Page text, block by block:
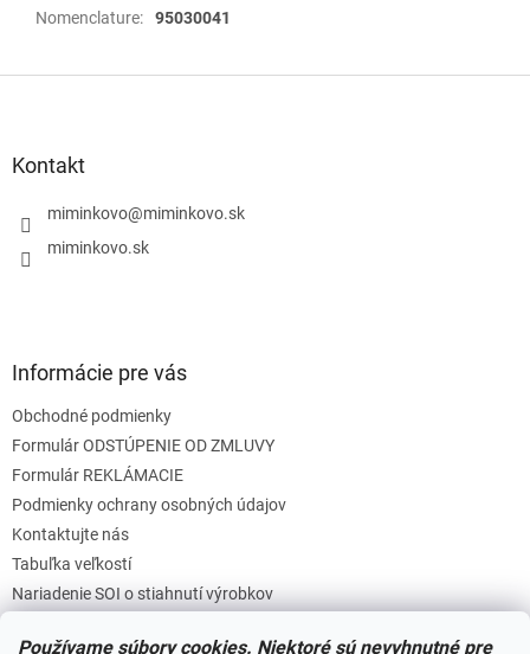
Používame súbory cookies. Niektoré sú nevyhnutné pre
Nomenclature: 95030041
Kontakt
miminkovo@miminkovo.sk
miminkovo.sk
Informácie pre vás
Obchodné podmienky
Formulár ODSTÚPENIE OD ZMLUVY
Formulár REKLÁMACIE
Podmienky ochrany osobných údajov
Kontaktujte nás
Tabuľka veľkostí
Nariadenie SOI o stiahnutí výrobkov